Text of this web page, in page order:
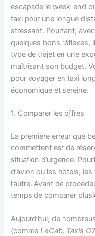
escapade le week-end
taxi pour une longue
stressant. Pourtant,
quelques bons réflexes,
type de trajet en une
maîtrisant son budget.
pour voyager en taxi
économique et sereine.
1. Comparer les offres
La première erreur que
commettent est de
situation d’urgence.
d’avion ou les hôtels,
l’autre. Avant de
temps de comparer
Aujourd’hui, de
(commeLeCab, Taxis